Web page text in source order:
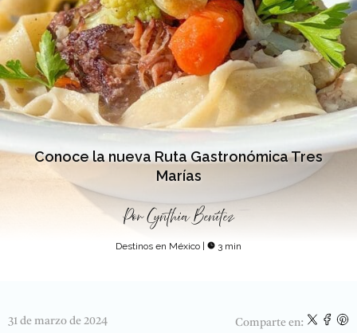
Conoce la nueva Ruta Gastronómica Tres
Marías
PorCynthia Benítez
Destinos en México 3 min
31 de marzo de 2024 Comparte en: